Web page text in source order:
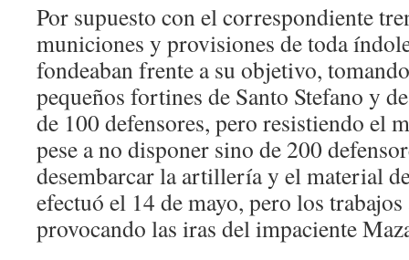
Por supuesto con el correspondiente
municiones y provisiones de toda
fondeaban frente a su objetivo,
pequeños fortines de Santo Stefano y
de 100 defensores, pero resistiendo el
pese a no disponer sino de 200
desembarcar la artillería y el material
efectuó el 14 de mayo, pero los
provocando las iras del impaciente